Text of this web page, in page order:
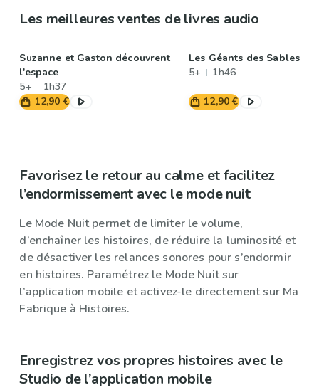
Les meilleures ventes de livres audio
Suzanne et Gaston découvrent
l'espace
5+
1h37
12,90 €
Les Géants des Sables
5+
1h46
12,90 €
Favorisez le retour au calme et facilitez
l’endormissement avec le mode nuit
Le Mode Nuit permet de limiter le volume,
d’enchaîner les histoires, de réduire la luminosité et
de désactiver les relances sonores pour s’endormir
en histoires. Paramétrez le Mode Nuit sur
l’application mobile et activez-le directement sur Ma
Fabrique à Histoires.
Enregistrez vos propres histoires avec le
Studio de l’application mobile